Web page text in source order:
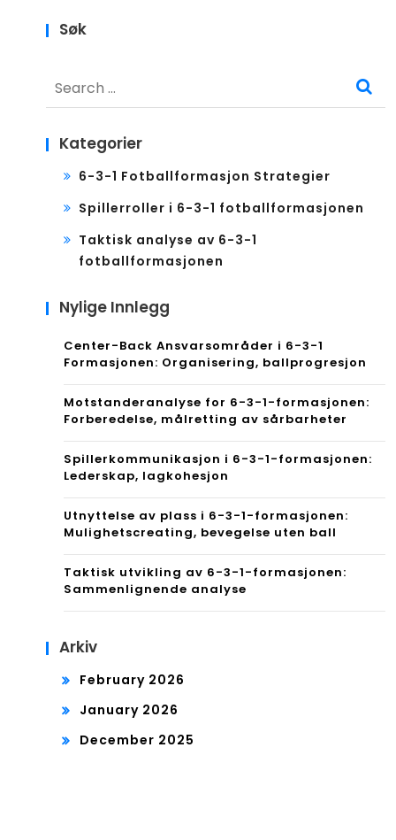
Søk
for:
Kategorier
6-3-1 Fotballformasjon Strategier
Spillerroller i 6-3-1 fotballformasjonen
Taktisk analyse av 6-3-1
fotballformasjonen
Nylige Innlegg
Center-Back Ansvarsområder i 6-3-1
Formasjonen: Organisering, ballprogresjon
Motstanderanalyse for 6-3-1-formasjonen:
Forberedelse, målretting av sårbarheter
Spillerkommunikasjon i 6-3-1-formasjonen:
Lederskap, lagkohesjon
Utnyttelse av plass i 6-3-1-formasjonen:
Mulighetscreating, bevegelse uten ball
Taktisk utvikling av 6-3-1-formasjonen:
Sammenlignende analyse
Arkiv
February 2026
January 2026
December 2025